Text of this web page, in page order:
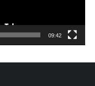
09:42